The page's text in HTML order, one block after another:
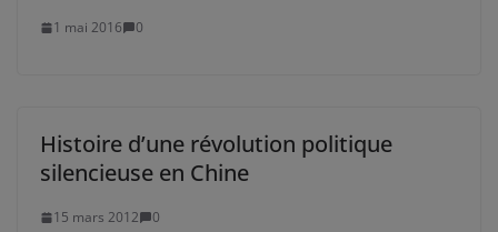
1 mai 2016 0
Histoire d’une révolution politique
silencieuse en Chine
15 mars 2012 0